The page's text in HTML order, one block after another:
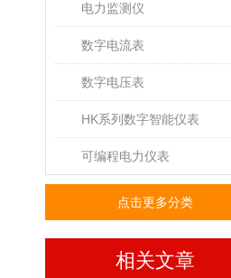
电力监测仪
数字电流表
数字电压表
HK系列数字智能仪表
可编程电力仪表
点击更多分类
相关文章